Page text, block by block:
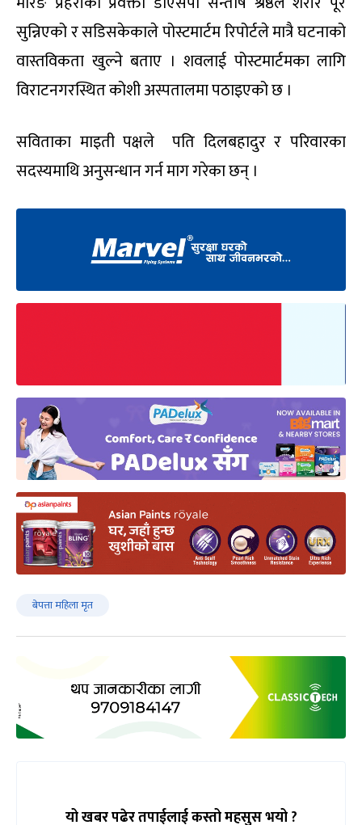
सुन्निएको र सडिसकेकाले पोस्टमार्टम रिपोर्टले मात्रै घटनाको
वास्तविकता खुल्ने बताए । शवलाई पोस्टमार्टमका लागि
विराटनगरस्थित कोशी अस्पतालमा पठाइएको छ ।
सविताका माइती पक्षले पति दिलबहादुर र परिवारका
सदस्यमाथि अनुसन्धान गर्न माग गरेका छन् ।
बेपत्ता महिला मृत
यो खबर पढेर तपाईलाई कस्तो महसुस भयो ?